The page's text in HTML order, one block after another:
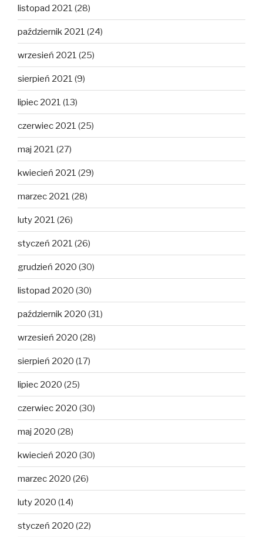
listopad 2021 (28)
październik 2021 (24)
wrzesień 2021 (25)
sierpień 2021 (9)
lipiec 2021 (13)
czerwiec 2021 (25)
maj 2021 (27)
kwiecień 2021 (29)
marzec 2021 (28)
luty 2021 (26)
styczeń 2021 (26)
grudzień 2020 (30)
listopad 2020 (30)
październik 2020 (31)
wrzesień 2020 (28)
sierpień 2020 (17)
lipiec 2020 (25)
czerwiec 2020 (30)
maj 2020 (28)
kwiecień 2020 (30)
marzec 2020 (26)
luty 2020 (14)
styczeń 2020 (22)